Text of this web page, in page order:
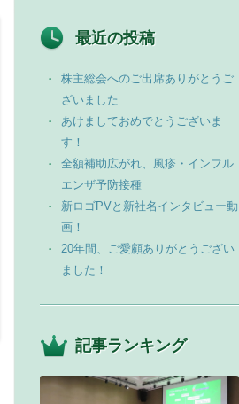
最近の投稿
株主総会へのご出席ありがとうご
ざいました
あけましておめでとうございま
す！
全額補助広がれ、風疹・インフル
エンザ予防接種
新ロゴPVと新社名インタビュー動
画！
20年間、ご愛顧ありがとうござい
ました！
記事ランキング